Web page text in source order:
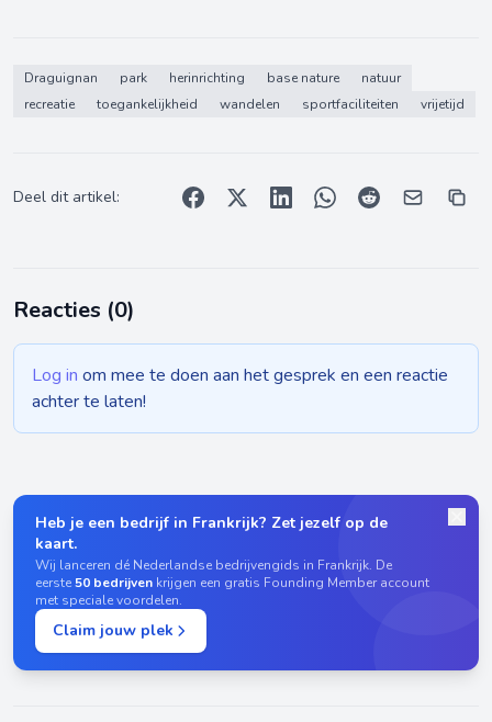
Draguignan park herinrichting base nature
natuur
recreatie
toegankelijkheid wandelen sportfaciliteiten vrijetijd
Deel dit artikel:
Reacties (0)
Log in om mee te doen aan het gesprek en een reactie
achter te laten!
Heb je een bedrijf in Frankrijk? Zet jezelf op de
kaart.
Wij lanceren dé Nederlandse bedrijvengids in Frankrijk. De
eerste50 bedrijven krijgen een gratis Founding Member account
met speciale voordelen.
Claim jouw plek